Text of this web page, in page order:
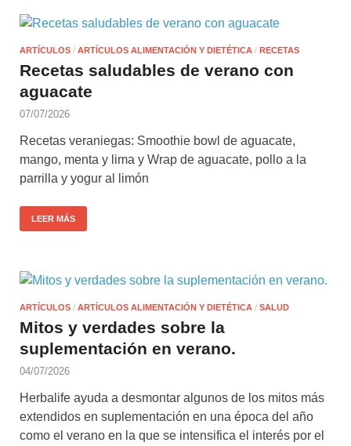
ARTÍCULOS / ARTÍCULOS ALIMENTACIÓN Y DIETÉTICA / RECETAS
Recetas saludables de verano con
aguacate
07/07/2026
Recetas veraniegas: Smoothie bowl de aguacate,
mango, menta y lima y Wrap de aguacate, pollo a la
parrilla y yogur al limón
LEER MÁS
ARTÍCULOS / ARTÍCULOS ALIMENTACIÓN Y DIETÉTICA / SALUD
Mitos y verdades sobre la
suplementación en verano.
04/07/2026
Herbalife ayuda a desmontar algunos de los mitos más
extendidos en suplementación en una época del año
como el verano en la que se intensifica el interés por el